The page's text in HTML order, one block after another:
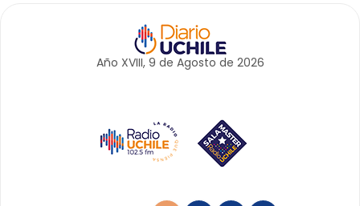
Año XVIII, 9 de Agosto de 2026